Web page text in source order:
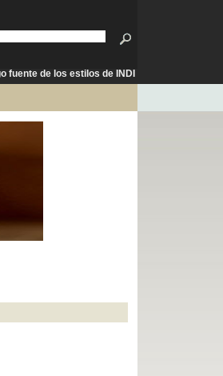
fuente de los estilos de INDI